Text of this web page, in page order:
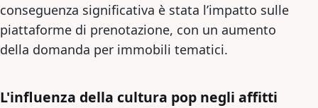
conseguenza significativa è stata l’impatto sulle
piattaforme di prenotazione, con un aumento
della domanda per immobili tematici.
L'influenza della cultura pop negli affitti